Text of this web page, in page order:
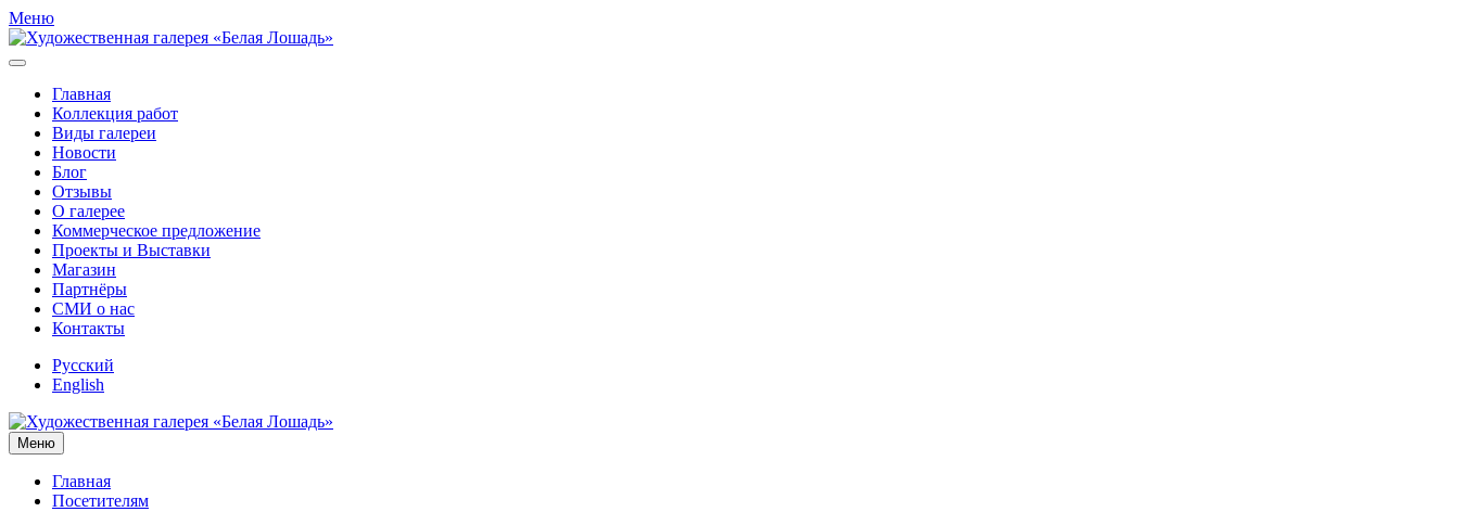
Меню
Главная
Коллекция работ
Виды галереи
Новости
Блог
Отзывы
О галерее
Коммерческое предложение
Проекты и Выставки
Магазин
Партнёры
СМИ о нас
Контакты
Русский
English
Меню
Главная
Посетителям